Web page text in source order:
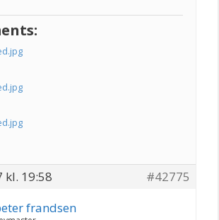
kl. 19:58
#42775
frandsen